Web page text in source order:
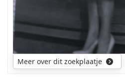
Meer over dit zoekplaatje